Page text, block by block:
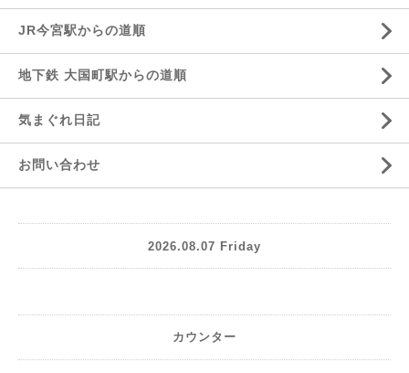
JR今宮駅からの道順
地下鉄 大国町駅からの道順
気まぐれ日記
お問い合わせ
2026.08.07 Friday
カウンター